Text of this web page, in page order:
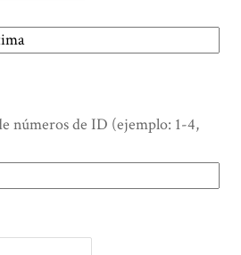
números de ID (ejemplo: 1-4,